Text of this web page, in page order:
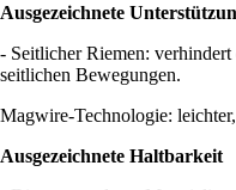
Ausgezeichnete
- Seitlicher Riemen:
seitlichen Bewegungen.
Magwire-Technologie:
Ausgezeichnete Haltbarkeit